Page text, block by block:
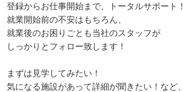
登録からお仕事開始まで、トータルサポート！
就業開始前の不安はもちろん、
就業後のお困りごとも当社のスタッフが
しっかりとフォロー致します！
まずは見学してみたい！
気になる施設があって詳細が聞きたい！など、